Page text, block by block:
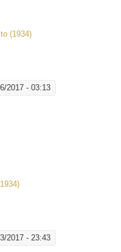
(1934)
2017 - 03:13
2017 - 23:43